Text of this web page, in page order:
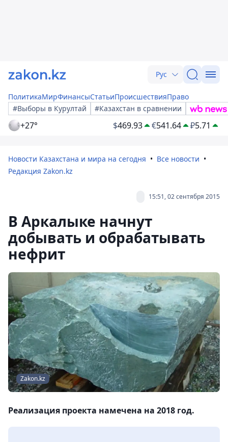
Рус
ПолитикаМирФинансыСтатьиПроисшествияПраво
#Выборы в Курултай
#Казахстан в сравнении
+27° $469.93 €541.64 ₽5.71
Новости Казахстана и мира на сегодня
Все новости
Редакция Zakon.kz
15:51, 02 сентября 2015
В Аркалыке начнут
добывать и обрабатывать
нефрит
Zakon.kz
Реализация проекта намечена на 2018 год.